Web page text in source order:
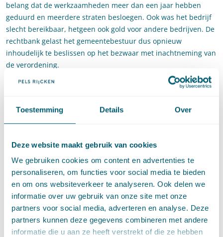
Toestemming Details Over
Deze website maakt gebruik van cookies
We gebruiken cookies om content en advertenties te
personaliseren, om functies voor social media te bieden
en om ons websiteverkeer te analyseren. Ook delen we
informatie over uw gebruik van onze site met onze
partners voor social media, adverteren en analyse. Deze
partners kunnen deze gegevens combineren met andere
informatie die u aan ze heeft verstrekt of die ze hebben
belang dat de werkzaamheden meer dan een jaar hebben
geduurd en meerdere straten besloegen. Ook was het bedrijf
slecht bereikbaar, hetgeen ook gold voor andere bedrijven. De
rechtbank gelast het gemeentebestuur dus opnieuw
inhoudelijk te beslissen op het bezwaar met inachtneming van
de verordening.
Als dit oordeel in hoger beroep standhoudt, dan is deze
verordening op de rechtsbescherming. Ligt er een
Concludeert het bestuur dat de aanvraag buiten de reikwijdte
van de verordening valt, dan staat ook tegen die beslissing
bestuursrechtelijke rechtsbescherming open. Pas als de
rechter dit oordeel bevestigt, zal de burgerlijke rechter in
beeld komen.
Bron: Rb. Noord-Holland 7 april 2015,
ECLI:NL:RBNHO:2015:2864